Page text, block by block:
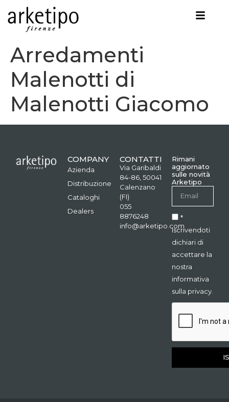
Arredamenti
Malenotti di
Malenotti Giacomo
COMPANY
Azienda
Distribuzione
Cataloghi
Dealers
CONTATTI
Via Garibaldi
84-86, 50041
Calenzano
(FI)
055
8876248
info@arketipo.com
Rimani
aggiornato
sulle novità
Arketipo
*
Iscrivendoti
dichiari di
accettare la
nostra
informativa
sulla privacy.